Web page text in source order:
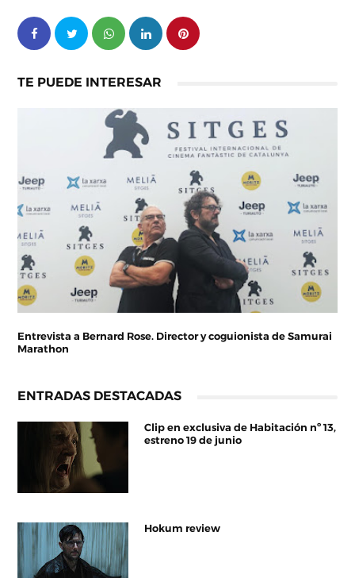
TE PUEDE INTERESAR
Entrevista a Bernard Rose. Director y coguionista de Samurai
Marathon
ENTRADAS DESTACADAS
Clip en exclusiva de Habitación nº 13,
estreno 19 de junio
Hokum review